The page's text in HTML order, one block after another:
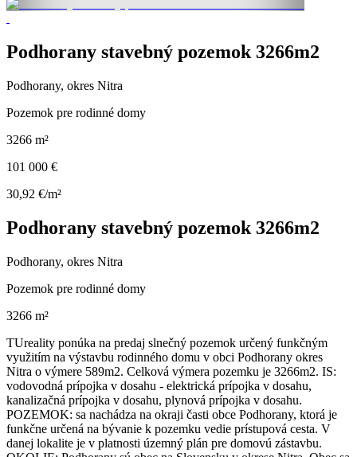
Podhorany stavebný pozemok 3266m2
Podhorany, okres Nitra
Pozemok pre rodinné domy
3266 m²
101 000 €
30,92 €/m²
Podhorany stavebný pozemok 3266m2
Podhorany, okres Nitra
Pozemok pre rodinné domy
3266 m²
TUreality ponúka na predaj slnečný pozemok určený funkčným
využitím na výstavbu rodinného domu v obci Podhorany okres
Nitra o výmere 589m2. Celková výmera pozemku je 3266m2. IS:
vodovodná prípojka v dosahu - elektrická prípojka v dosahu,
kanalizačná prípojka v dosahu, plynová prípojka v dosahu.
POZEMOK: sa nachádza na okraji časti obce Podhorany, ktorá je
funkčne určená na bývanie k pozemku vedie prístupová cesta. V
danej lokalite je v platnosti územný plán pre domovú zástavbu.